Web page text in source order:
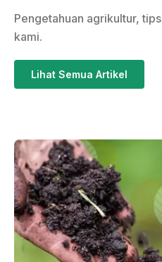
Pengetahuan agrikultur,
kami.
Lihat Semua Artikel